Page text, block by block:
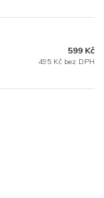
599 Kč
495 Kč bez DPH